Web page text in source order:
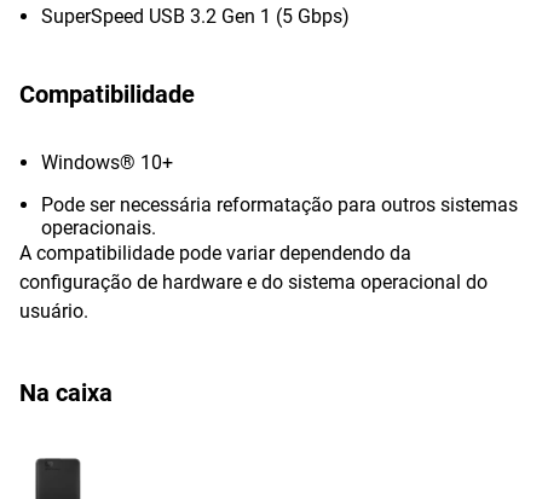
SuperSpeed USB 3.2 Gen 1 (5 Gbps)
Compatibilidade
Windows® 10+
Pode ser necessária reformatação para outros sistemas
operacionais.
A compatibilidade pode variar dependendo da
configuração de hardware e do sistema operacional do
usuário.
Na caixa